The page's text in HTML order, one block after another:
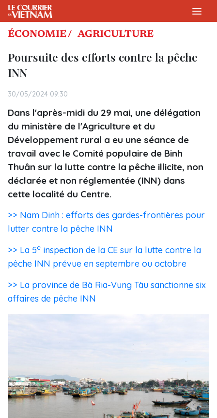
ÉCONOMIE / AGRICULTURE
Poursuite des efforts contre la pêche
INN
30/05/2024 09:30
Dans l'après-midi du 29 mai, une délégation
du ministère de l'Agriculture et du
Développement rural a eu une séance de
travail avec le Comité populaire de Binh
Thuân sur la lutte contre la pêche illicite, non
déclarée et non réglementée (INN) dans
cette localité du Centre.
>> Nam Dinh : efforts des gardes-frontières pour
lutter contre la pêche INN
>> La 5e inspection de la CE sur la lutte contre la
pêche INN prévue en septembre ou octobre
>> La province de Bà Ria-Vung Tàu sanctionne six
affaires de pêche INN